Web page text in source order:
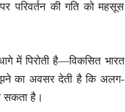
परिवर्तन की गति को महसूस
में पिरोती है—विकसित भारत
का अवसर देती है कि अलग-
सकता है।